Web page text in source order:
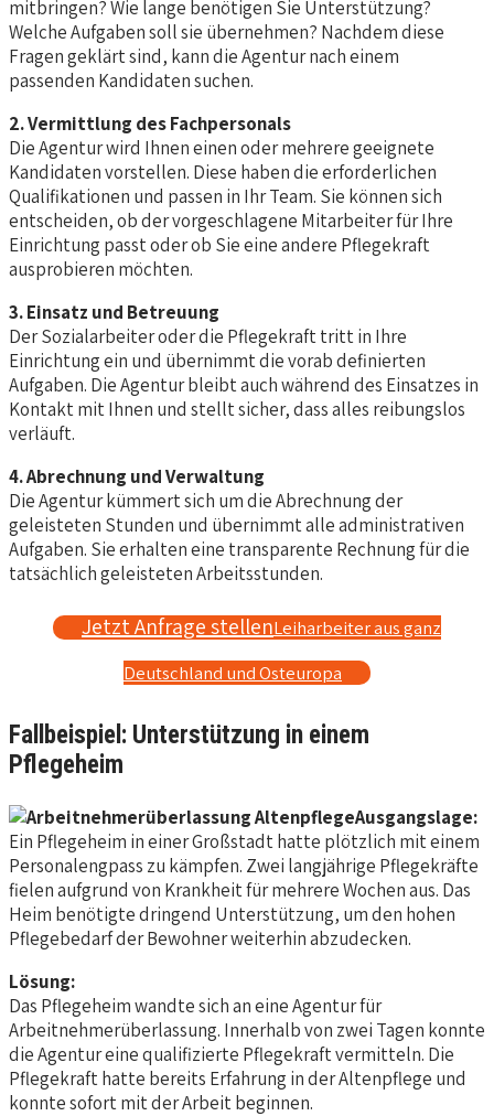
mitbringen? Wie lange benötigen Sie Unterstützung?
Welche Aufgaben soll sie übernehmen? Nachdem diese
Fragen geklärt sind, kann die Agentur nach einem
passenden Kandidaten suchen.
2. Vermittlung des Fachpersonals
Die Agentur wird Ihnen einen oder mehrere geeignete
Kandidaten vorstellen. Diese haben die erforderlichen
Qualifikationen und passen in Ihr Team. Sie können sich
entscheiden, ob der vorgeschlagene Mitarbeiter für Ihre
Einrichtung passt oder ob Sie eine andere Pflegekraft
ausprobieren möchten.
3. Einsatz und Betreuung
Der Sozialarbeiter oder die Pflegekraft tritt in Ihre
Einrichtung ein und übernimmt die vorab definierten
Aufgaben. Die Agentur bleibt auch während des Einsatzes in
Kontakt mit Ihnen und stellt sicher, dass alles reibungslos
verläuft.
4. Abrechnung und Verwaltung
Die Agentur kümmert sich um die Abrechnung der
geleisteten Stunden und übernimmt alle administrativen
Aufgaben. Sie erhalten eine transparente Rechnung für die
tatsächlich geleisteten Arbeitsstunden.
Jetzt Anfrage stellenLeiharbeiter aus ganz
Deutschland und Osteuropa
Fallbeispiel: Unterstützung in einem
Pflegeheim
Ausgangslage:
Ein Pflegeheim in einer Großstadt hatte plötzlich mit einem
Personalengpass zu kämpfen. Zwei langjährige Pflegekräfte
fielen aufgrund von Krankheit für mehrere Wochen aus. Das
Heim benötigte dringend Unterstützung, um den hohen
Pflegebedarf der Bewohner weiterhin abzudecken.
Lösung:
Das Pflegeheim wandte sich an eine Agentur für
Arbeitnehmerüberlassung. Innerhalb von zwei Tagen konnte
die Agentur eine qualifizierte Pflegekraft vermitteln. Die
Pflegekraft hatte bereits Erfahrung in der Altenpflege und
konnte sofort mit der Arbeit beginnen.